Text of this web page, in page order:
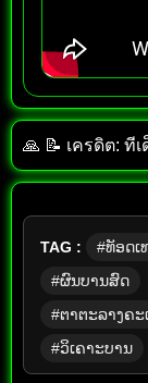
🙏 📝 เครดิต: ที
TAG : #ທັອດເ
#ຜົນບານສົດ
#ຕາຕະລາງຄ
#ວິເຄາະບານ